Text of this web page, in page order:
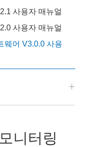
사용자 매뉴얼
사용자 매뉴얼
웨어 V3.0.0 사용
니터링